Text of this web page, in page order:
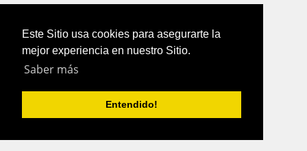
Este Sitio usa cookies para asegurarte la
mejor experiencia en nuestro Sitio.
Saber más
Entendido!